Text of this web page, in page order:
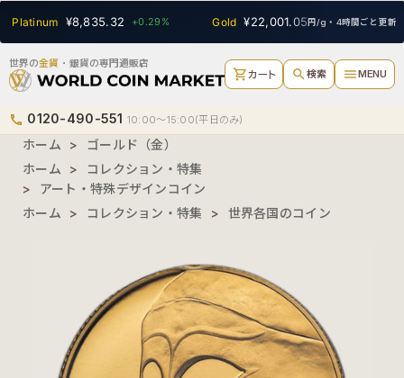
Platinum ¥8,835.32 +0.29% Gold ¥22,001.05 -0.13%
円/g・4時間ごと更新
世界の金貨 ・銀貨の専門通販店
shopping_cartカート search検索 menuMENU
phone 0120-490-551 10:00〜15:00(平日のみ)
ホーム >
ゴールド（金）
ホーム
>
コレクション・特集
>
アート・特殊デザインコイン
ホーム
> コレクション・特集 > 世界各国のコイン
SEARCH